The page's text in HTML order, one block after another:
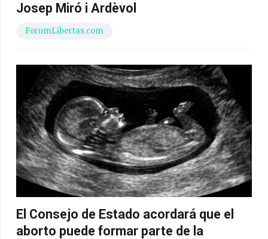
Josep Miró i Ardèvol
ForumLibertas.com
El Consejo de Estado acordará que el
aborto puede formar parte de la